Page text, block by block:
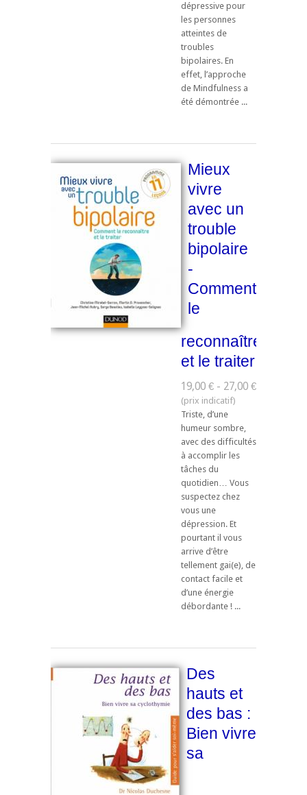
dépressive pour
les personnes
atteintes de
troubles
bipolaires. En
effet, l’approche
de Mindfulness a
été démontrée ...
Mieux
vivre
avec un
trouble
bipolaire
-
Comment
le
reconnaître
et le traiter
19,00 € - 27,00 €
Triste, d’une
humeur sombre,
avec des difficultés
à accomplir les
tâches du
quotidien… Vous
suspectez chez
vous une
dépression. Et
pourtant il vous
arrive d’être
tellement gai(e), de
contact facile et
d’une énergie
débordante ! ...
Des
hauts et
des bas :
Bien vivre
sa